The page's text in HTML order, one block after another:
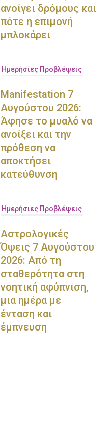
ανοίγει δρόμους και
πότε η επιμονή
μπλοκάρει
Ημερήσιες Προβλέψεις
Manifestation 7
Αυγούστου 2026:
Άφησε το μυαλό να
ανοίξει και την
πρόθεση να
αποκτήσει
κατεύθυνση
Ημερήσιες Προβλέψεις
Αστρολογικές
Όψεις 7 Αυγούστου
2026: Από τη
σταθερότητα στη
νοητική αφύπνιση,
μια ημέρα με
ένταση και
έμπνευση